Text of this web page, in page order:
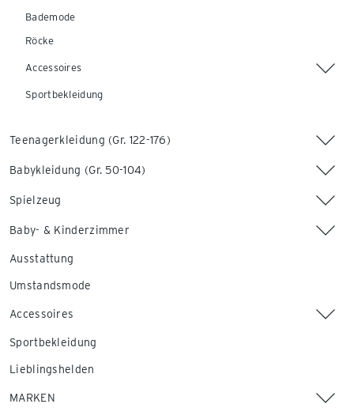
Bademode
Röcke
Accessoires
Sportbekleidung
Teenagerkleidung (Gr. 122-176)
Babykleidung (Gr. 50-104)
Spielzeug
Baby- & Kinderzimmer
Ausstattung
Umstandsmode
Accessoires
Sportbekleidung
Lieblingshelden
MARKEN